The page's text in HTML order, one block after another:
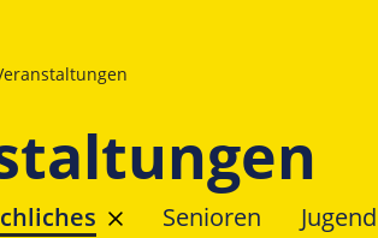
Senioren Jugend